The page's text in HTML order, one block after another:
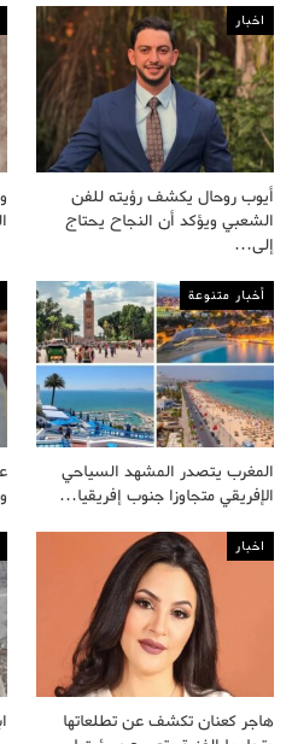
اخبار
أيوب روحال يكشف رؤيته للفن
الشعبي ويؤكد أن النجاح يحتاج
إلى…
أخبار متنوعة
المغرب يتصدر المشهد السياحي
الإفريقي متجاوزا جنوب إفريقيا…
اخبار
هاجر كعنان تكشف عن تطلعاتها